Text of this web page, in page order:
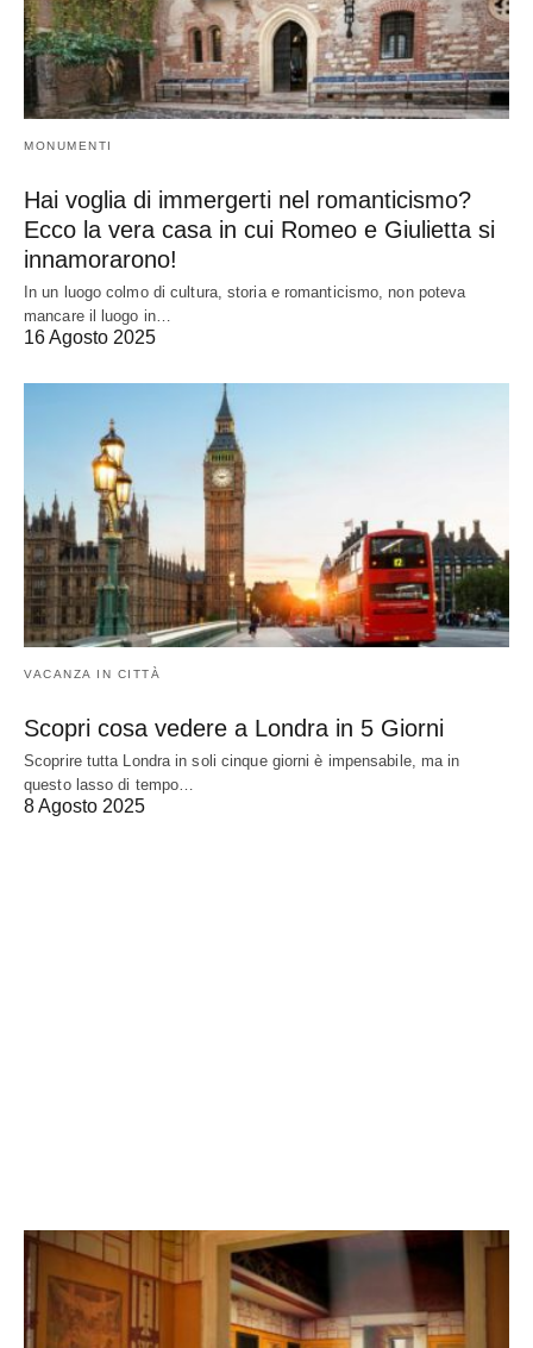
MONUMENTI
Hai voglia di immergerti nel romanticismo?
Ecco la vera casa in cui Romeo e Giulietta si
innamorarono!
In un luogo colmo di cultura, storia e romanticismo, non poteva
mancare il luogo in…
16 Agosto 2025
VACANZA IN CITTÀ
Scopri cosa vedere a Londra in 5 Giorni
Scoprire tutta Londra in soli cinque giorni è impensabile, ma in
questo lasso di tempo…
8 Agosto 2025